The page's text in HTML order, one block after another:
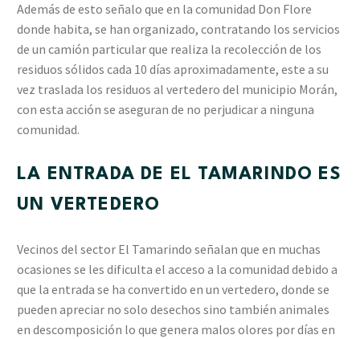
Además de esto señalo que en la comunidad Don Flore
donde habita, se han organizado, contratando los servicios
de un camión particular que realiza la recolección de los
residuos sólidos cada 10 días aproximadamente, este a su
vez traslada los residuos al vertedero del municipio Morán,
con esta acción se aseguran de no perjudicar a ninguna
comunidad.
LA ENTRADA DE EL TAMARINDO ES
UN VERTEDERO
Vecinos del sector El Tamarindo señalan que en muchas
ocasiones se les dificulta el acceso a la comunidad debido a
que la entrada se ha convertido en un vertedero, donde se
pueden apreciar no solo desechos sino también animales
en descomposición lo que genera malos olores por días en